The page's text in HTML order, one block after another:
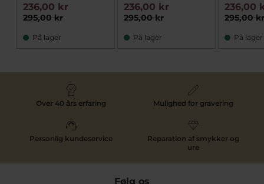
295,00 kr
236,00 kr
På lager
295,00 kr
236,00 kr
På lager
295,00
236,00
På lager
Over 40 års erfaring Mulighed for gravering
Personlig kundeservice
Reparation af smykker og
ure
Følg os